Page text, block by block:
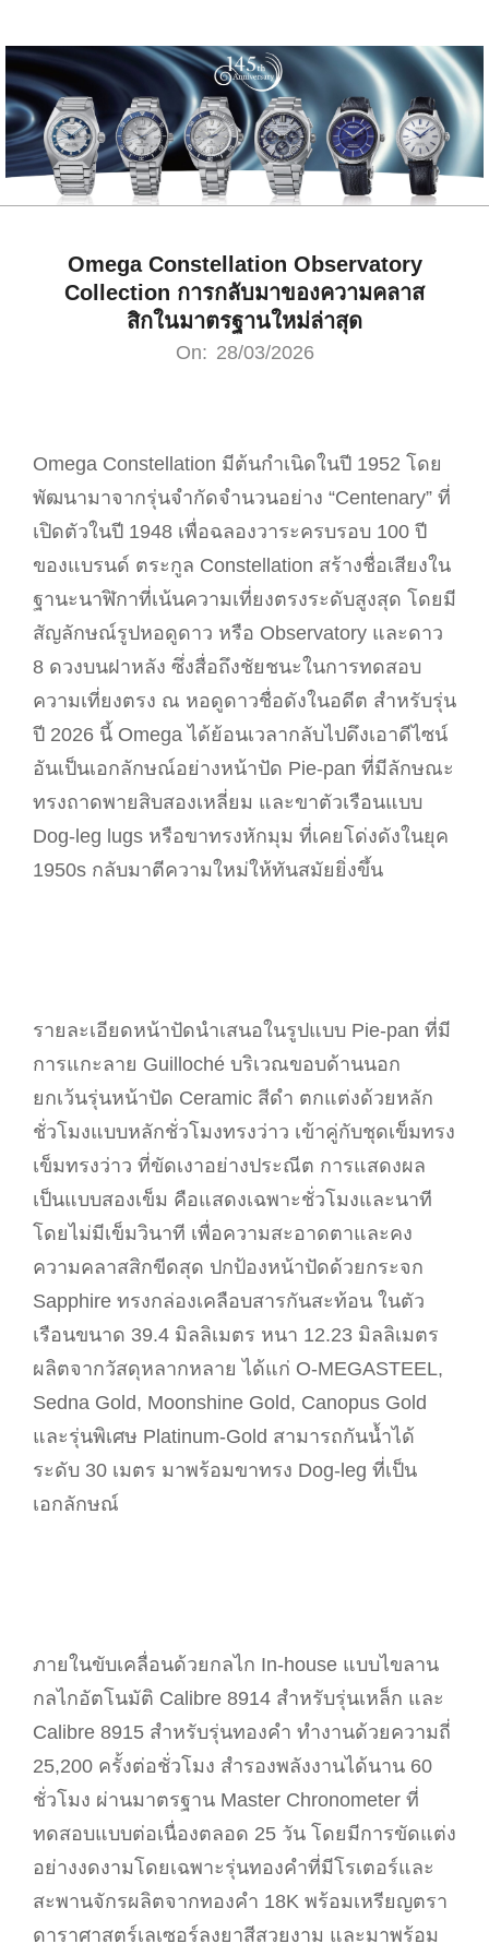
Skip
to
content
Omega Constellation Observatory
Collection การกลับมาของความคลาส
สิกในมาตรฐานใหม่ล่าสุด
On: 28/03/2026
Omega Constellation มีต้นกำเนิดในปี 1952 โดย
พัฒนามาจากรุ่นจำกัดจำนวนอย่าง “Centenary” ที่
เปิดตัวในปี 1948 เพื่อฉลองวาระครบรอบ 100 ปี
ของแบรนด์ ตระกูล Constellation สร้างชื่อเสียงใน
ฐานะนาฬิกาที่เน้นความเที่ยงตรงระดับสูงสุด โดยมี
สัญลักษณ์รูปหอดูดาว หรือ Observatory และดาว
8 ดวงบนฝาหลัง ซึ่งสื่อถึงชัยชนะในการทดสอบ
ความเที่ยงตรง ณ หอดูดาวชื่อดังในอดีต สำหรับรุ่น
ปี 2026 นี้ Omega ได้ย้อนเวลากลับไปดึงเอาดีไซน์
อันเป็นเอกลักษณ์อย่างหน้าปัด Pie-pan ที่มีลักษณะ
ทรงถาดพายสิบสองเหลี่ยม และขาตัวเรือนแบบ
Dog-leg lugs หรือขาทรงหักมุม ที่เคยโด่งดังในยุค
1950s กลับมาตีความใหม่ให้ทันสมัยยิ่งขึ้น
รายละเอียดหน้าปัดนำเสนอในรูปแบบ Pie-pan ที่มี
การแกะลาย Guilloché บริเวณขอบด้านนอก
ยกเว้นรุ่นหน้าปัด Ceramic สีดำ ตกแต่งด้วยหลัก
ชั่วโมงแบบหลักชั่วโมงทรงว่าว เข้าคู่กับชุดเข็มทรง
เข็มทรงว่าว ที่ขัดเงาอย่างประณีต การแสดงผล
เป็นแบบสองเข็ม คือแสดงเฉพาะชั่วโมงและนาที
โดยไม่มีเข็มวินาที เพื่อความสะอาดตาและคง
ความคลาสสิกขีดสุด ปกป้องหน้าปัดด้วยกระจก
Sapphire ทรงกล่องเคลือบสารกันสะท้อน ในตัว
เรือนขนาด 39.4 มิลลิเมตร หนา 12.23 มิลลิเมตร
ผลิตจากวัสดุหลากหลาย ได้แก่ O-MEGASTEEL,
Sedna Gold, Moonshine Gold, Canopus Gold
และรุ่นพิเศษ Platinum-Gold สามารถกันน้ำได้
ระดับ 30 เมตร มาพร้อมขาทรง Dog-leg ที่เป็น
เอกลักษณ์
ภายในขับเคลื่อนด้วยกลไก In-house แบบไขลาน
กลไกอัตโนมัติ Calibre 8914 สำหรับรุ่นเหล็ก และ
Calibre 8915 สำหรับรุ่นทองคำ ทำงานด้วยความถี่
25,200 ครั้งต่อชั่วโมง สำรองพลังงานได้นาน 60
ชั่วโมง ผ่านมาตรฐาน Master Chronometer ที่
ทดสอบแบบต่อเนื่องตลอด 25 วัน โดยมีการขัดแต่ง
อย่างงดงามโดยเฉพาะรุ่นทองคำที่มีโรเตอร์และ
สะพานจักรผลิตจากทองคำ 18K พร้อมเหรียญตรา
ดาราศาสตร์เลเซอร์ลงยาสีสวยงาม และมาพร้อม